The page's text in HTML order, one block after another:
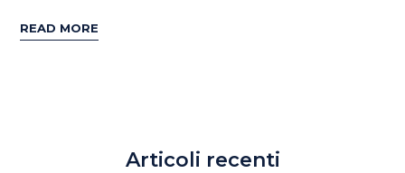
READ MORE
Articoli recenti